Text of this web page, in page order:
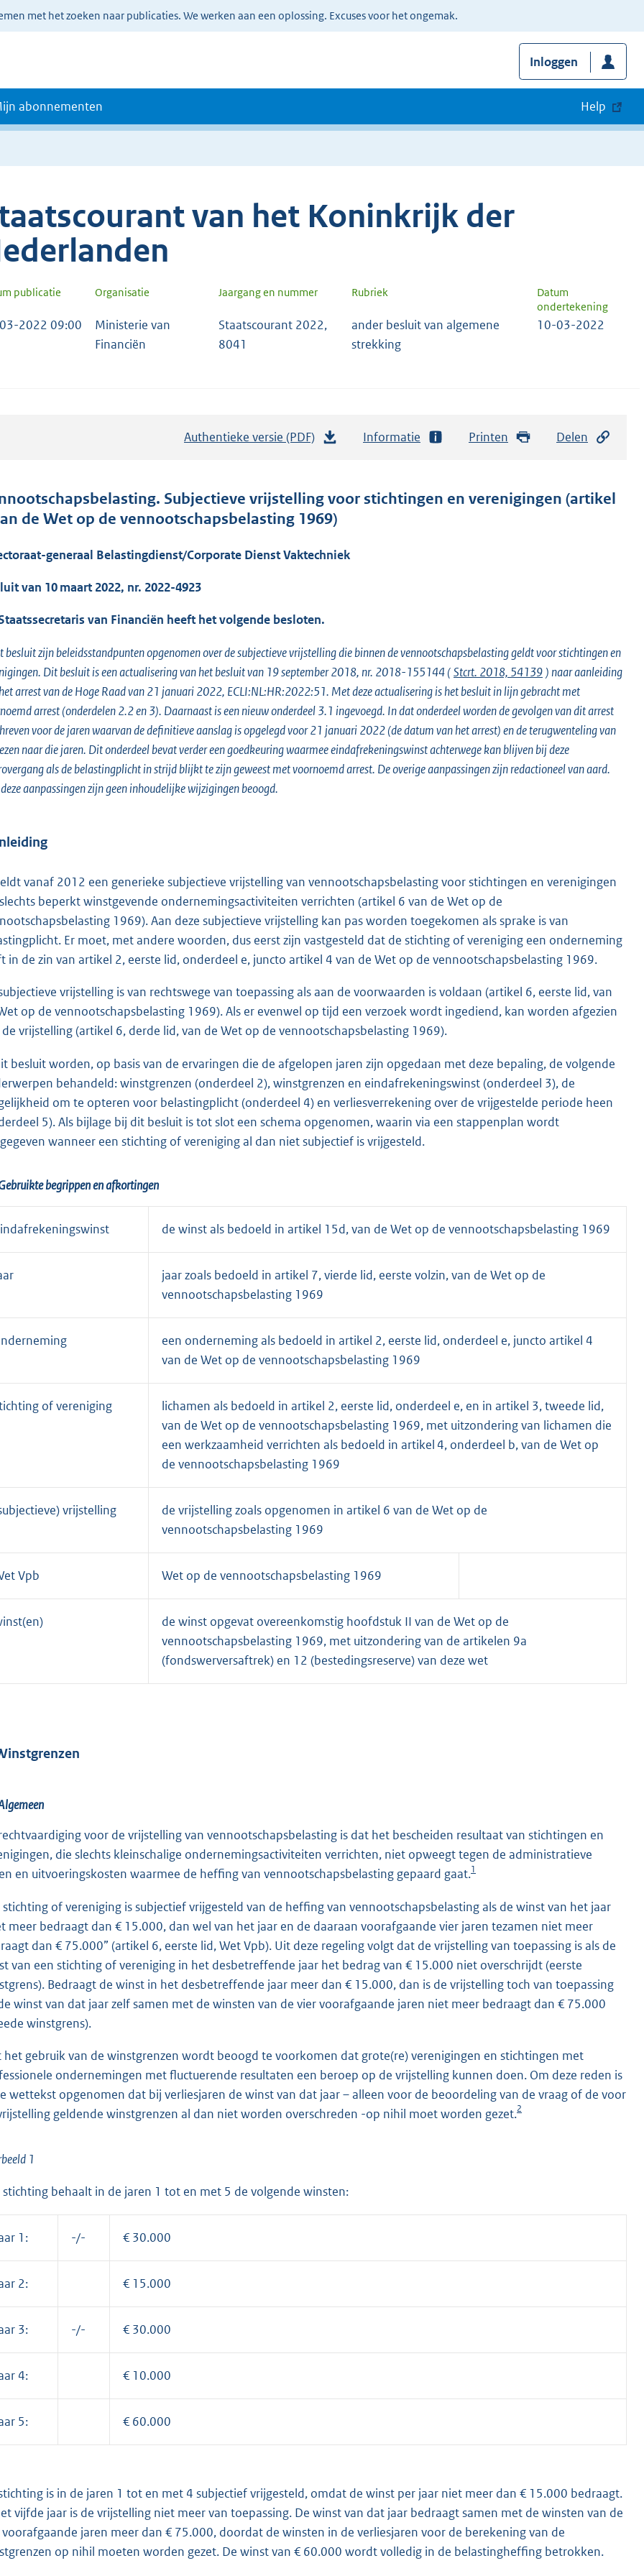
met het zoeken naar publicaties. We werken aan een oplossing. Excuses voor het ongemak.
Inloggen
abonnementen Help
van het Koninkrijk der
publicatie Organisatie Jaargang en nummer Rubriek
Datum
ondertekening
2022 09:00
Ministerie van
Financiën
Staatscourant 2022,
8041
ander besluit van algemene
strekking
10-03-2022
Authentieke versie (PDF)
t
a
d
o
t
t
e
:
6
4
Informatie Printen Delen
Subjectieve vrijstelling voor stichtingen en verenigingen (artikel
de Wet op de vennootschapsbelasting 1969)
generaal Belastingdienst/Corporate Dienst Vaktechniek
van 10 maart 2022, nr. 2022-4923
van Financiën heeft het volgende besloten.
besluit zijn beleidsstandpunten opgenomen over de subjectieve vrijstelling die binnen de vennootschapsbelasting geldt voor stichtingen en
Dit besluit is een actualisering van het besluit van 19 september 2018, nr. 2018-155144 (Stcrt. 2018, 54139 ) naar aanleiding
arrest van de Hoge Raad van 21 januari 2022, ECLI:NL:HR:2022:51. Met deze actualisering is het besluit in lijn gebracht met
arrest (onderdelen 2.2 en 3). Daarnaast is een nieuw onderdeel 3.1 ingevoegd. In dat onderdeel worden de gevolgen van dit arrest
voor de jaren waarvan de definitieve aanslag is opgelegd voor 21 januari 2022 (de datum van het arrest) en de terugwenteling van
naar die jaren. Dit onderdeel bevat verder een goedkeuring waarmee eindafrekeningswinst achterwege kan blijven bij deze
als de belastingplicht in strijd blijkt te zijn geweest met voornoemd arrest. De overige aanpassingen zijn redactioneel van aard.
aanpassingen zijn geen inhoudelijke wijzigingen beoogd.
vanaf 2012 een generieke subjectieve vrijstelling van vennootschapsbelasting voor stichtingen en verenigingen
beperkt winstgevende ondernemingsactiviteiten verrichten (artikel 6 van de Wet op de
1969). Aan deze subjectieve vrijstelling kan pas worden toegekomen als sprake is van
Er moet, met andere woorden, dus eerst zijn vastgesteld dat de stichting of vereniging een onderneming
in de zin van artikel 2, eerste lid, onderdeel e, juncto artikel 4 van de Wet op de vennootschapsbelasting 1969.
vrijstelling is van rechtswege van toepassing als aan de voorwaarden is voldaan (artikel 6, eerste lid, van
op de vennootschapsbelasting 1969). Als er evenwel op tijd een verzoek wordt ingediend, kan worden afgezien
vrijstelling (artikel 6, derde lid, van de Wet op de vennootschapsbelasting 1969).
besluit worden, op basis van de ervaringen die de afgelopen jaren zijn opgedaan met deze bepaling, de volgende
behandeld: winstgrenzen (onderdeel 2), winstgrenzen en eindafrekeningswinst (onderdeel 3), de
om te opteren voor belastingplicht (onderdeel 4) en verliesverrekening over de vrijgestelde periode heen
5). Als bijlage bij dit besluit is tot slot een schema opgenomen, waarin via een stappenplan wordt
wanneer een stichting of vereniging al dan niet subjectief is vrijgesteld.
begrippen en afkortingen
de winst als bedoeld in artikel 15d, van de Wet op de vennootschapsbelasting 1969
jaar zoals bedoeld in artikel 7, vierde lid, eerste volzin, van de Wet op de
vennootschapsbelasting 1969
een onderneming als bedoeld in artikel 2, eerste lid, onderdeel e, juncto artikel 4
van de Wet op de vennootschapsbelasting 1969
of vereniging
lichamen als bedoeld in artikel 2, eerste lid, onderdeel e, en in artikel 3, tweede lid,
van de Wet op de vennootschapsbelasting 1969, met uitzondering van lichamen die
een werkzaamheid verrichten als bedoeld in artikel 4, onderdeel b, van de Wet op
de vennootschapsbelasting 1969
vrijstelling
de vrijstelling zoals opgenomen in artikel 6 van de Wet op de
vennootschapsbelasting 1969
Vpb Wet op de vennootschapsbelasting 1969
de winst opgevat overeenkomstig hoofdstuk II van de Wet op de
vennootschapsbelasting 1969, met uitzondering van de artikelen 9a
(fondswerversaftrek) en 12 (bestedingsreserve) van deze wet
voor de vrijstelling van vennootschapsbelasting is dat het bescheiden resultaat van stichtingen en
die slechts kleinschalige ondernemingsactiviteiten verrichten, niet opweegt tegen de administratieve
en uitvoeringskosten waarmee de heffing van vennootschapsbelasting gepaard gaat.1
stichting of vereniging is subjectief vrijgesteld van de heffing van vennootschapsbelasting als de winst van het jaar
meer bedraagt dan € 15.000, dan wel van het jaar en de daaraan voorafgaande vier jaren tezamen niet meer
dan € 75.000” (artikel 6, eerste lid, Wet Vpb). Uit deze regeling volgt dat de vrijstelling van toepassing is als de
van een stichting of vereniging in het desbetreffende jaar het bedrag van € 15.000 niet overschrijdt (eerste
Bedraagt de winst in het desbetreffende jaar meer dan € 15.000, dan is de vrijstelling toch van toepassing
winst van dat jaar zelf samen met de winsten van de vier voorafgaande jaren niet meer bedraagt dan € 75.000
winstgrens).
het gebruik van de winstgrenzen wordt beoogd te voorkomen dat grote(re) verenigingen en stichtingen met
ondernemingen met fluctuerende resultaten een beroep op de vrijstelling kunnen doen. Om deze reden is
wettekst opgenomen dat bij verliesjaren de winst van dat jaar – alleen voor de beoordeling van de vraag of de voor
geldende winstgrenzen al dan niet worden overschreden -op nihil moet worden gezet.2
1
stichting behaalt in de jaren 1 tot en met 5 de volgende winsten:
1: -/- € 30.000
2: € 15.000
3: -/- € 30.000
4: € 10.000
5: € 60.000
is in de jaren 1 tot en met 4 subjectief vrijgesteld, omdat de winst per jaar niet meer dan € 15.000 bedraagt.
vijfde jaar is de vrijstelling niet meer van toepassing. De winst van dat jaar bedraagt samen met de winsten van de
jaren meer dan € 75.000, doordat de winsten in de verliesjaren voor de berekening van de
op nihil moeten worden gezet. De winst van € 60.000 wordt volledig in de belastingheffing betrokken.